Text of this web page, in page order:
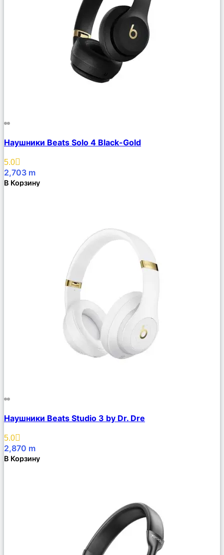
Описание
Избранное
Наушники Beats Solo 4 Black-Gold
5.0
2,703 m
В Корзину
Описание
Избранное
Наушники Beats Studio 3 by Dr. Dre
5.0
2,870 m
В Корзину